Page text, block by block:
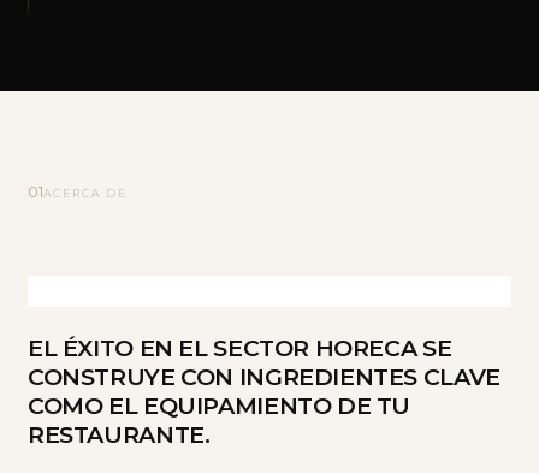
01ACERCA DE
EL ÉXITO EN EL SECTOR HORECA SE
CONSTRUYE CON INGREDIENTES CLAVE
COMO EL EQUIPAMIENTO DE TU
RESTAURANTE.